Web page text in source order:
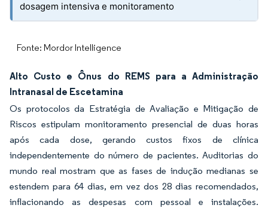
dosagem intensiva e monitoramento
Fonte: Mordor Intelligence
Alto Custo e Ônus do REMS para a Administração
Intranasal de Escetamina
Os protocolos da Estratégia de Avaliação e Mitigação de
Riscos estipulam monitoramento presencial de duas horas
após cada dose, gerando custos fixos de clínica
independentemente do número de pacientes. Auditorias do
mundo real mostram que as fases de indução medianas se
estendem para 64 dias, em vez dos 28 dias recomendados,
inflacionando as despesas com pessoal e instalações.